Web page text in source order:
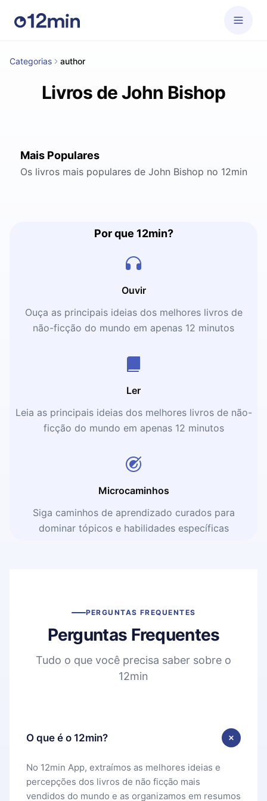
Categorias author
Livros de John Bishop
Mais Populares
Os livros mais populares de John Bishop no 12min
Por que 12min?
Ouvir
Ouça as principais ideias dos melhores livros de
não-ficção do mundo em apenas 12 minutos
Ler
Leia as principais ideias dos melhores livros de não-
ficção do mundo em apenas 12 minutos
Microcaminhos
Siga caminhos de aprendizado curados para
dominar tópicos e habilidades específicas
PERGUNTAS FREQUENTES
Perguntas Frequentes
Tudo o que você precisa saber sobre o
12min
O que é o 12min?
No 12min App, extraímos as melhores ideias e
percepções dos livros de não ficção mais
vendidos do mundo e as organizamos em resumos